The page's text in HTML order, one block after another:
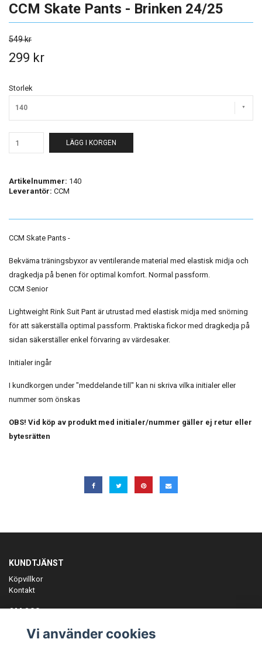
CCM Skate Pants - Brinken 24/25
549 kr
299 kr
Storlek
140
LÄGG I KORGEN
Artikelnummer: 140
Leverantör: CCM
CCM Skate Pants -
Bekväma träningsbyxor av ventilerande material med elastisk midja och
dragkedja på benen för optimal komfort. Normal passform.
CCM Senior
Lightweight Rink Suit Pant är utrustad med elastisk midja med snörning
för att säkerställa optimal passform. Praktiska fickor med dragkedja på
sidan säkerställer enkel förvaring av värdesaker.
Initialer ingår
I kundkorgen under "meddelande till" kan ni skriva vilka initialer eller
nummer som önskas
OBS! Vid köp av produkt med initialer/nummer gäller ej retur eller
bytesrätten
KUNDTJÄNST
Köpvillkor
Kontakt
OM OSS
ANMÄL DIG TILL VÅRT NYHETSBREV
Vi använder cookies